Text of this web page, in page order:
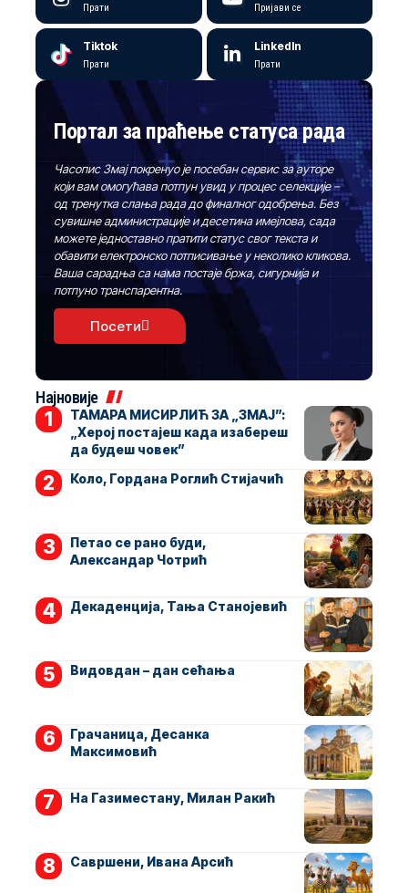
Прати Пријави се
Tiktok
Прати
LinkedIn
Прати
Портал за праћење статуса рада
Часопис Змај покренуо је посебан сервис за ауторе
који вам омогућава потпун увид у процес селекције –
од тренутка слања рада до финалног одобрења. Без
сувишне администрације и десетина имејлова, сада
можете једноставно пратити статус свог текста и
обавити електронско потписивање у неколико кликова.
Ваша сарадња са нама постаје бржа, сигурнија и
потпуно транспарентна.
Посети
Најновије
ТАМАРА МИСИРЛИЋ ЗА „ЗМАЈ”:
„Херој постајеш када изабереш
да будеш човек”
Коло, Гордана Роглић Стијачић
Петао се рано буди,
Александар Чотрић
Декаденција, Тања Станојевић
Видовдан – дан сећања
Грачаница, Десанка
Максимовић
На Газиместану, Милан Ракић
Савршени, Ивана Арсић